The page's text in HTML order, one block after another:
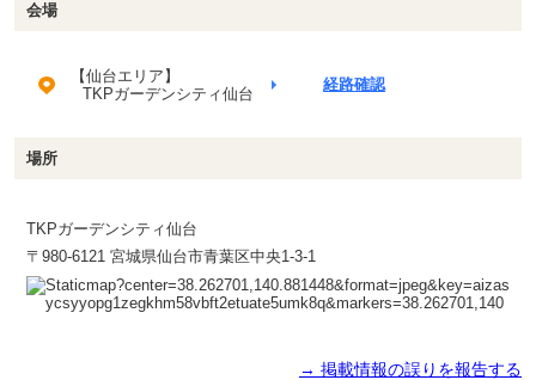
会場
【仙台エリア】
TKPガーデンシティ仙台
経路確認
場所
TKPガーデンシティ仙台
〒980-6121 宮城県仙台市青葉区中央1-3-1
→ 掲載情報の誤りを報告する